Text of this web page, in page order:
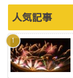
人気記事